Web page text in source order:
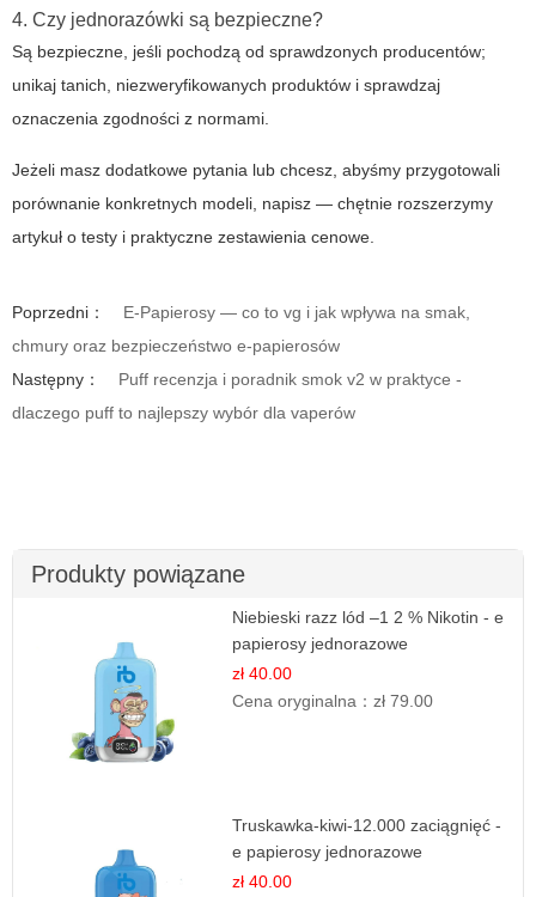
4. Czy jednorazówki są bezpieczne?
Są bezpieczne, jeśli pochodzą od sprawdzonych producentów;
unikaj tanich, niezweryfikowanych produktów i sprawdzaj
oznaczenia zgodności z normami.
Jeżeli masz dodatkowe pytania lub chcesz, abyśmy przygotowali
porównanie konkretnych modeli, napisz — chętnie rozszerzymy
artykuł o testy i praktyczne zestawienia cenowe.
Poprzedni：
E-Papierosy — co to vg i jak wpływa na smak,
chmury oraz bezpieczeństwo e-papierosów
Następny：
Puff recenzja i poradnik smok v2 w praktyce -
dlaczego puff to najlepszy wybór dla vaperów
Produkty powiązane
Niebieski razz lód –1 2 % Nikotin - e
papierosy jednorazowe
zł 40.00
Cena oryginalna：zł 79.00
Truskawka-kiwi-12.000 zaciągnięć -
e papierosy jednorazowe
zł 40.00